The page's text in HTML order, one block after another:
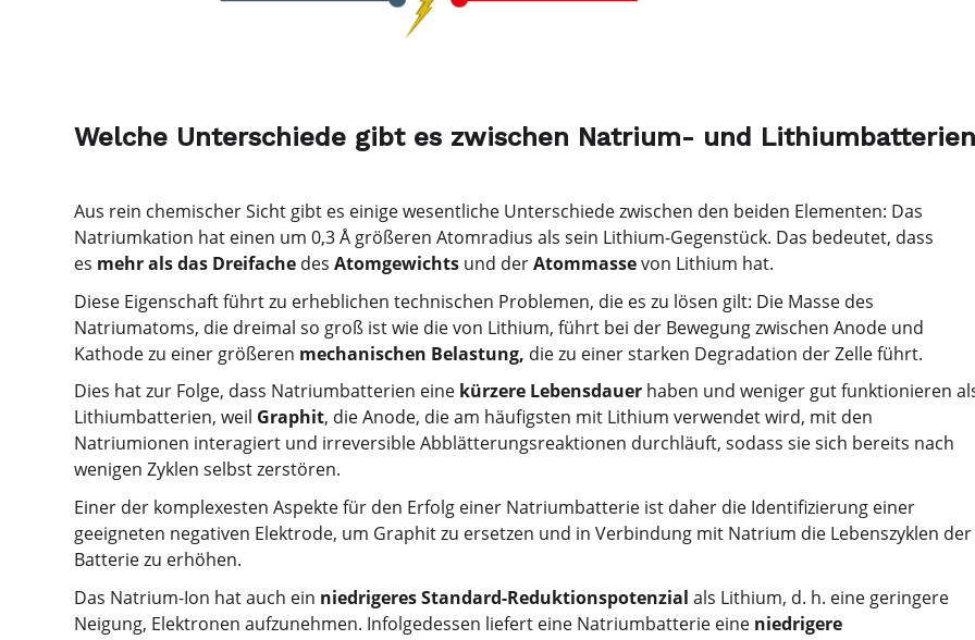
Welche Unterschiede gibt es zwischen Natrium- und
Aus rein chemischer Sicht gibt es einige wesentliche Unterschiede zwischen den beiden Elementen: Das
Natriumkation hat einen um 0,3 Å größeren Atomradius als sein Lithium-Gegenstück. Das bedeutet, dass
es mehr als das Dreifache des Atomgewichts und derAtommassevon Lithium hat.
Diese Eigenschaft führt zu erheblichen technischen Problemen, die es zu lösen gilt: Die Masse des
Natriumatoms, die dreimal so groß ist wie die von Lithium, führt bei der Bewegung zwischen Anode und
Kathode zu einer größeren mechanischen Belastung, die zu einer starken Degradation der Zelle führt.
Dies hat zur Folge, dass Natriumbatterien eine kürzere Lebensdauer haben und weniger gut funktionieren
Lithiumbatterien, weil Graphit, die Anode, die am häufigsten mit Lithium verwendet wird, mit den
Natriumionen interagiert und irreversible Abblätterungsreaktionen durchläuft, sodass sie sich bereits nach
wenigen Zyklen selbst zerstören.
Einer der komplexesten Aspekte für den Erfolg einer Natriumbatterie ist daher die Identifizierung einer
geeigneten negativen Elektrode, um Graphit zu ersetzen und in Verbindung mit Natrium die Lebenszyklen der
Batterie zu erhöhen.
Das Natrium-Ion hat auch ein niedrigeres Standard-Reduktionspotenzial als Lithium, d. h. eine geringere
Neigung, Elektronen aufzunehmen. Infolgedessen liefert eine Natriumbatterie eine niedrigere